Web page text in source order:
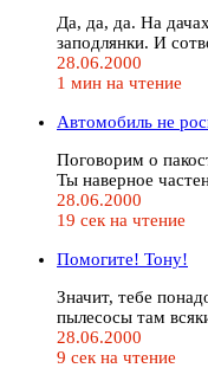
Да, да, да. На
заподлянки. И
28.06.2000
1 мин на чтение
Автомобиль не
Поговорим о
Ты наверное
28.06.2000
19 сек на чтение
Помогите! Тону!
Значит, тебе
пылесосы там
28.06.2000
9 сек на чтение